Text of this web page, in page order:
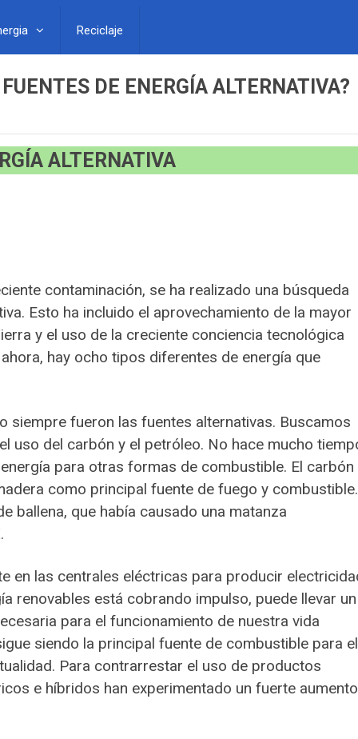
Reciclaje
DE ENERGÍA ALTERNATIVA?
ALTERNATIVA
contaminación, se ha realizado una búsqueda
Esto ha incluido el aprovechamiento de la mayor
y el uso de la creciente conciencia tecnológica
hay ocho tipos diferentes de energía que
siempre fueron las fuentes alternativas. Buscamos
uso del carbón y el petróleo. No hace mucho
para otras formas de combustible. El carbón
como principal fuente de fuego y combustible.
ballena, que había causado una matanza
en las centrales eléctricas para producir
renovables está cobrando impulso, puede llevar un
para el funcionamiento de nuestra vida
siendo la principal fuente de combustible para el
Para contrarrestar el uso de productos
e híbridos han experimentado un fuerte aumento